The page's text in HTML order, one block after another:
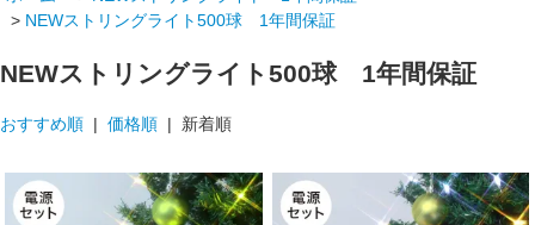
> NEWストリングライト500球 1年間保証
NEWストリングライト500球 1年間保証
おすすめ順 | 価格順 | 新着順